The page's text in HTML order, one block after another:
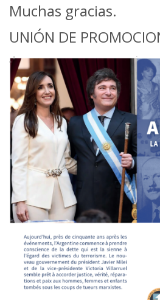
Muchas gracias.
UNIÓN DE